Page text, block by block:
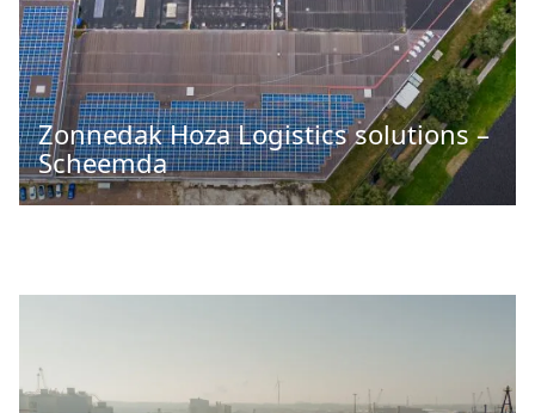
Zonnedak Hoza Logistics solutions –
Scheemda